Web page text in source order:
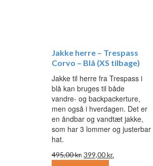
Jakke herre – Trespass
Corvo – Blå (XS tilbage)
Jakke til herre fra Trespass i
blå kan bruges til både
vandre- og backpackerture,
men også i hverdagen. Det er
en åndbar og vandtæt jakke,
som har 3 lommer og justerbar
hat.
495,00kr.Den
399,00kr.